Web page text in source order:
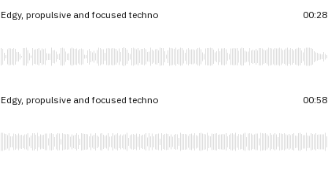
Edgy, propulsive and focused techno 00:28
Edgy, propulsive and focused techno 00:58